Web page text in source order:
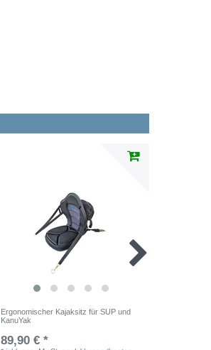
Ergonomischer Kajaksitz für SUP und
KanuYak
89,90 € *